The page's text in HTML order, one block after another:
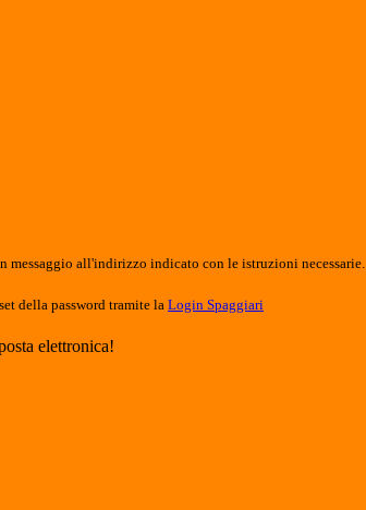
messaggio all'indirizzo indicato con le istruzioni necessarie.
della password tramite la Login Spaggiari
elettronica!